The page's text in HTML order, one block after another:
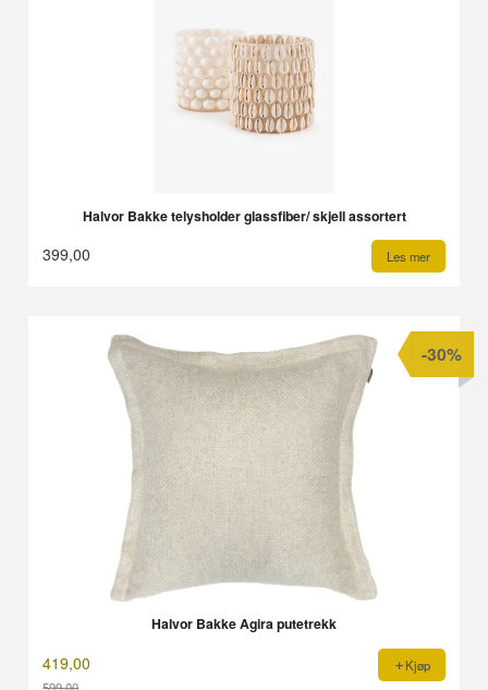
Halvor Bakke telysholder glassfiber/ skjell assortert
399,00 Les mer
Halvor Bakke Agira putetrekk
419,00
-30%
Kjøp